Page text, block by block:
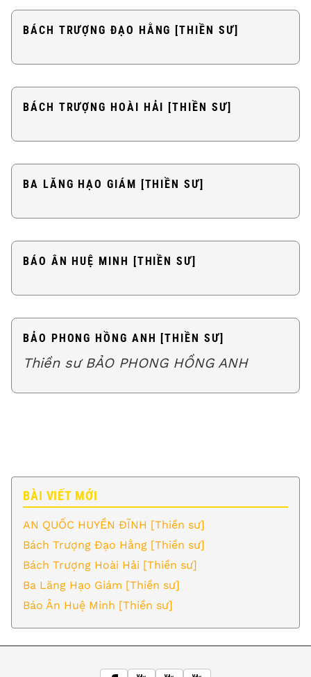
BÁCH TRƯỢNG ĐẠO HẰNG [THIỀN SƯ]
BÁCH TRƯỢNG HOÀI HẢI [THIỀN SƯ]
BA LĂNG HẠO GIÁM [THIỀN SƯ]
BÁO ÂN HUỆ MINH [THIỀN SƯ]
BẢO PHONG HỒNG ANH [THIỀN SƯ]
Thiền sư BẢO PHONG HỒNG ANH
BÀI VIẾT MỚI
AN QUỐC HUYỀN ĐĨNH [Thiền sư]
Bách Trượng Đạo Hằng [Thiền sư]
Bách Trượng Hoài Hải [Thiền sư]
Ba Lăng Hạo Giám [Thiền sư]
Báo Ân Huệ Minh [Thiền sư]